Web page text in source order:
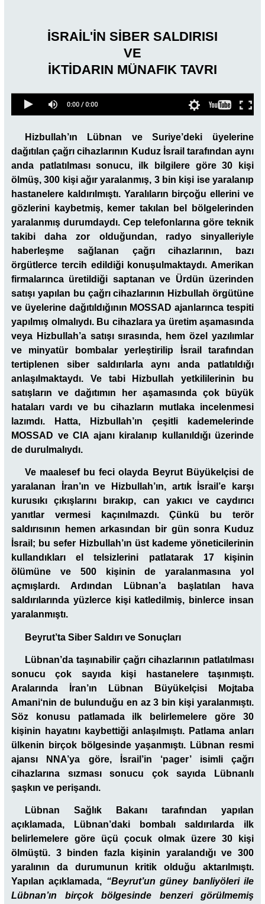
İSRAİL'İN SİBER SALDIRISI
VE
İKTİDARIN MÜNAFIK TAVRI
İsrail'in Siber Saldırısı ve İktidarın Münafık Tavrı
Hizbullah’ın Lübnan ve Suriye’deki üyelerine
dağıtılan çağrı cihazlarının Kuduz İsrail tarafından aynı
anda patlatılması sonucu, ilk bilgilere göre 30 kişi
ölmüş, 300 kişi ağır yaralanmış, 3 bin kişi ise yaralanıp
hastanelere kaldırılmıştı. Yaralıların birçoğu ellerini ve
gözlerini kaybetmiş, kemer takılan bel bölgelerinden
yaralanmış durumdaydı. Cep telefonlarına göre teknik
takibi daha zor olduğundan, radyo sinyalleriyle
haberleşme sağlanan çağrı cihazlarının, bazı
örgütlerce tercih edildiği konuşulmaktaydı. Amerikan
firmalarınca üretildiği saptanan ve Ürdün üzerinden
satışı yapılan bu çağrı cihazlarının Hizbullah örgütüne
ve üyelerine dağıtıldığının MOSSAD ajanlarınca tespiti
yapılmış olmalıydı. Bu cihazlara ya üretim aşamasında
veya Hizbullah’a satışı sırasında, hem özel yazılımlar
ve minyatür bombalar yerleştirilip İsrail tarafından
tertiplenen siber saldırılarla aynı anda patlatıldığı
anlaşılmaktaydı. Ve tabi Hizbullah yetkililerinin bu
satışların ve dağıtımın her aşamasında çok büyük
hataları vardı ve bu cihazların mutlaka incelenmesi
lazımdı. Hatta, Hizbullah’ın çeşitli kademelerinde
MOSSAD ve CIA ajanı kiralanıp kullanıldığı üzerinde
de durulmalıydı.
Ve maalesef bu feci olayda Beyrut Büyükelçisi de
yaralanan İran’ın ve Hizbullah’ın, artık İsrail’e karşı
kurusıkı çıkışlarını bırakıp, can yakıcı ve caydırıcı
yanıtlar vermesi kaçınılmazdı. Çünkü bu terör
saldırısının hemen arkasından bir gün sonra Kuduz
İsrail; bu sefer Hizbullah’ın üst kademe yöneticilerinin
kullandıkları el telsizlerini patlatarak 17 kişinin
ölümüne ve 500 kişinin de yaralanmasına yol
açmışlardı. Ardından Lübnan’a başlatılan hava
saldırılarında yüzlerce kişi katledilmiş, binlerce insan
yaralanmıştı.
Beyrut’ta Siber Saldırı ve Sonuçları
Lübnan’da taşınabilir çağrı cihazlarının patlatılması
sonucu çok sayıda kişi hastanelere taşınmıştı.
Aralarında
İran’ın Lübnan Büyükelçisi Mojtaba
Amani‘nin de bulunduğu en az 3 bin kişi yaralanmıştı.
Söz konusu patlamada ilk belirlemelere göre 30
kişinin hayatını kaybettiği anlaşılmıştı. Patlama anları
ülkenin birçok bölgesinde yaşanmıştı. Lübnan resmi
ajansı NNA’ya göre, İsrail’in ‘pager’ isimli çağrı
cihazlarına sızması sonucu çok sayıda Lübnanlı
şaşkın ve perişandı.
Lübnan Sağlık Bakanı tarafından yapılan
açıklamada, Lübnan’daki bombalı saldırılarda ilk
belirlemelere göre üçü çocuk olmak üzere 30 kişi
ölmüştü. 3 binden fazla kişinin yaralandığı ve 300
yaralının da durumunun kritik olduğu aktarılmıştı.
Yapılan açıklamada, “Beyrut’un güney banliyöleri ile
Lübnan’ın birçok bölgesinde benzeri görülmemiş